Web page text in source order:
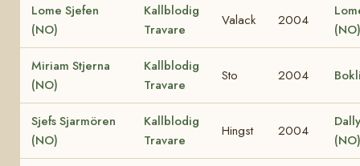
Lome Sjefen
(NO)
Kallblodig
Travare
Valack 2004
(NO)
Miriam Stjerna
(NO)
Kallblodig
Travare
Sto 2004
Sjefs Sjarmören
(NO)
Kallblodig
Travare
Hingst 2004
(NO)